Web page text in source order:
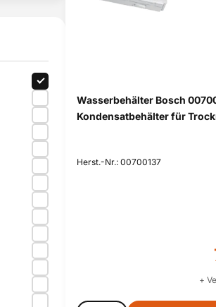
Wasserbehälter Bosch
Kondensatbehälter für
Herst.-Nr.: 00700137
+